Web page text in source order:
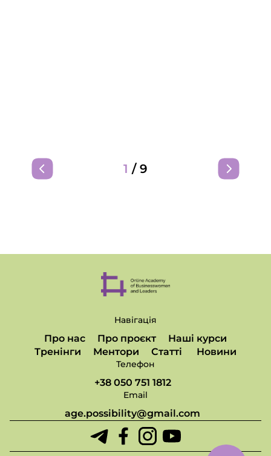
1 / 9
Навігація
Про нас Про проєкт
Наші курси
Тренінги
Ментори Статті Новини
Телефон
+38 050 751 1812
Email
age.possibility@gmail.com